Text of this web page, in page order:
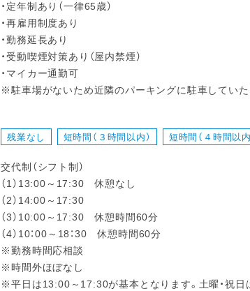
・定年制あり（一律65歳）
・再雇用制度あり
・勤務延長あり
・受動喫煙対策あり（屋内禁煙）
・マイカー通勤可
※駐車場がないため近隣のパーキングに駐車していた
残業なし 短時間（３時間以内） 短時間（４時間以内
交代制（シフト制）
（1）13:00～17:30 休憩なし
（2）14:00～17:30
（3）10:00～17:30 休憩時間60分
（4）10：00～18：30 休憩時間60分
※勤務時間応相談
※時間外ほぼなし
※平日は13:00～17:30が基本となります。土曜・祝